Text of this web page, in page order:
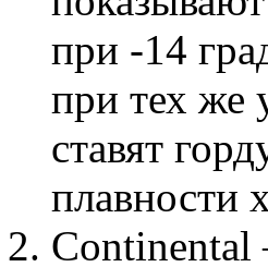
при -14
при тех же
ставят
плавности
Continental